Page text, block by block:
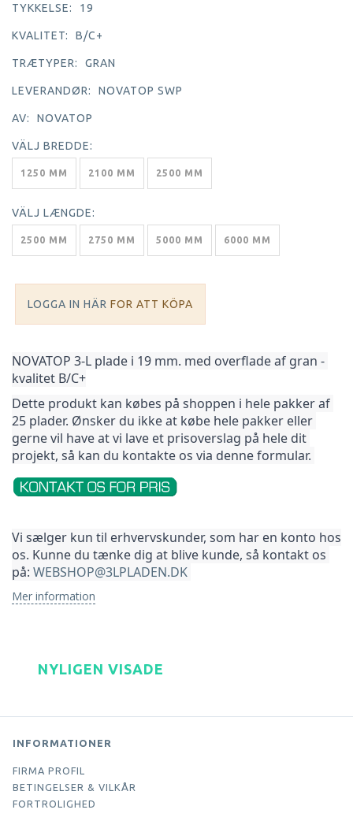
TYKKELSE: 19
KVALITET: B/C+
TRÆTYPER: GRAN
LEVERANDØR: NOVATOP SWP
AV: NOVATOP
VÄLJ BREDDE:
1250 MM 2100 MM 2500 MM
VÄLJ LÆNGDE:
2500 MM 2750 MM 5000 MM 6000 MM
LOGGA IN HÄR FOR ATT KÖPA
NOVATOP 3-L plade i 19 mm. med overflade af gran -
kvalitet B/C+
Dette produkt kan købes på shoppen i hele pakker af
25 plader. Ønsker du ikke at købe hele pakker eller
gerne vil have at vi lave et prisoverslag på hele dit
projekt, så kan du kontakte os via denne formular.
Vi sælger kun til erhvervskunder, som har en konto hos
os. Kunne du tænke dig at blive kunde, så kontakt os
på: WEBSHOP@3LPLADEN.DK
Mer information
NYLIGEN VISADE
INFORMATIONER
FIRMA PROFIL
BETINGELSER & VILKÅR
FORTROLIGHED